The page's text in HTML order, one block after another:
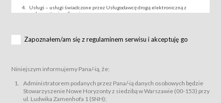
Usługi – usługi świadczone przez Usługodawcę drogą elektroniczną z
wykorzystaniem Serwisu;
za pośrednictwem Serwisu;
podmiotom z branży mediów i filmowej (Akredytacje);
Bilety – wybrane dokumenty potwierdzające zawarcie umowy z
Usługodawcą i uprawniające do wzięcia udziału w Wydarzeniu,
przewidziane przez Usługodawcę dla danego Wydarzenia, tj. uprawniające
do uczestnictwa w wielu albo w pojedynczych seansach filmowych,
Zapoznałem/am się z regulaminem serwisu i akceptuję go
Niniejszym informujemy Pana/-ią, że:
Administratorem podanych przez Pana/-ią danych osobowych będzie
Stowarzyszenie Nowe Horyzonty z siedzibą w Warszawie (00-153) przy
ul. Ludwika Zamenhofa 1 (SNH);